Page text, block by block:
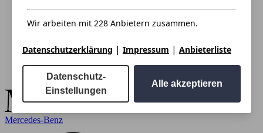
Mercedes-Benz
Wir arbeiten mit 228 Anbietern zusammen.
Datenschutzerklärung | Impressum | Anbieterliste
Datenschutz-
Einstellungen
Alle akzeptieren